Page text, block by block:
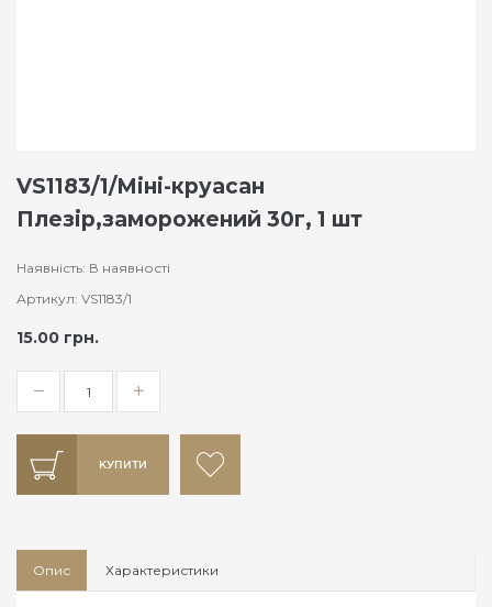
VS1183/1/Міні-круасан
Плезір,заморожений 30г, 1 шт
Наявність: В наявності
Артикул: VS1183/1
15.00 грн.
КУПИТИ
Опис Характеристики